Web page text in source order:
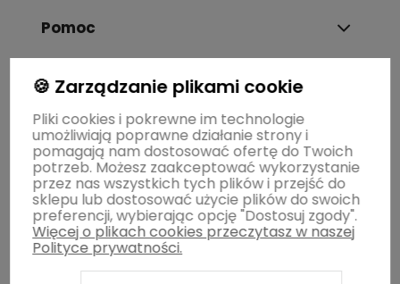
Pomoc
Dostawa i płatność
Moje konto
Gwarancja i zwroty
O firmie
🍪 Zarządzanie plikami cookie
Pliki cookies i pokrewne im technologie
umożliwiają poprawne działanie strony i
pomagają nam dostosować ofertę do Twoich
potrzeb. Możesz zaakceptować wykorzystanie
przez nas wszystkich tych plików i przejść do
sklepu lub dostosować użycie plików do swoich
preferencji, wybierając opcję "Dostosuj zgody".
Więcej o plikach cookies przeczytasz w naszej
Polityce prywatności.